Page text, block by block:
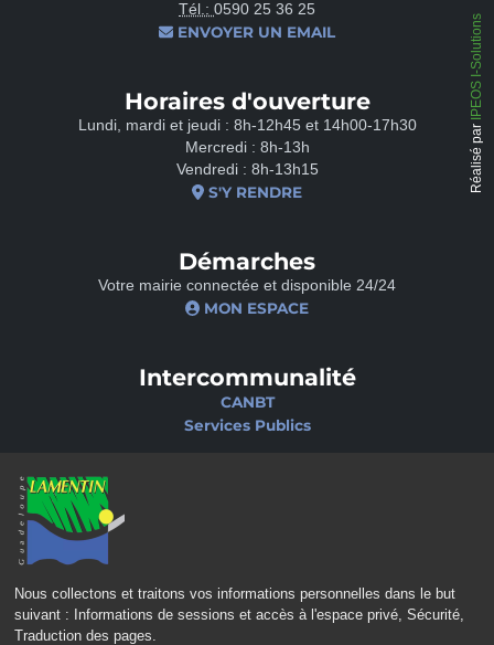
Nous collectons et traitons vos informations personnelles dans le but
suivant :
Informations de sessions et accès à l'espace privé, Sécurité,
Traduction des pages
Tél.: 0590 25 36 25
ENVOYER UN EMAIL
Horaires d'ouverture
Lundi, mardi et jeudi : 8h-12h45 et 14h00-17h30
Mercredi : 8h-13h
Vendredi : 8h-13h15
S'Y RENDRE
Démarches
Votre mairie connectée et disponible 24/24
MON ESPACE
Intercommunalité
CANBT
Services Publics
Ciné-Théâtre
Réalisé par
IPEOS I-Solutions